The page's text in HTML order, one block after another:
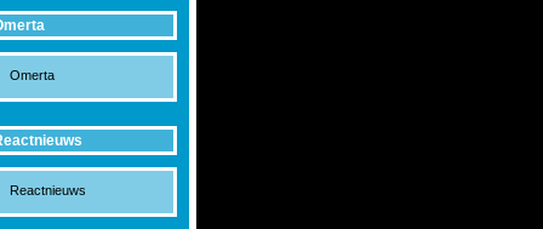
Omerta
Reactnieuws